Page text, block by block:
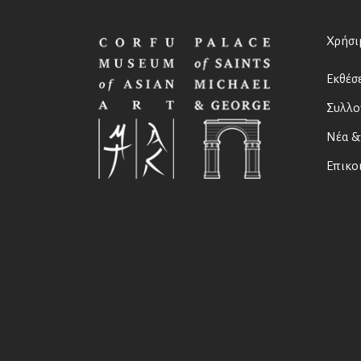
Νέα &